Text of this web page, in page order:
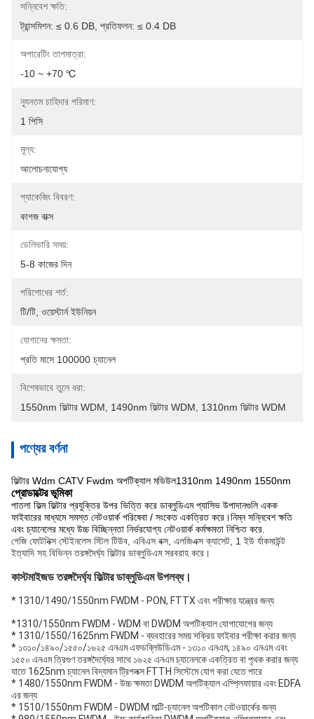
সন্নিবেশ ক্ষতি:
ট্রান্সমিশন: ≤ 0.6 DB, প্রতিফলন: ≤ 0.4 DB
অপারেটিং তাপমাত্রা:
-10 ~ +70 ℃
ন্যূনতম চাহিদার পরিমাণ:
1 পিসি
মূল্য:
আলোচনাযোগ্য
প্যাকেজিং বিবরণ:
কাগজ বাক্স
ডেলিভারি সময়:
5-8 কাজের দিন
পরিশোধের শর্ত:
টি/টি, ওয়েস্টার্ন ইউনিয়ন
যোগানের ক্ষমতা:
প্রতি মাসে 100000 চ্যানেল
বিশেষভাবে তুলে ধরা:
1550nm ফিল্টার WDM
1490nm ফিল্টার WDM 1310nm ফিল্টার WDM
পণ্যের বর্ণনা
ফিল্টার Wdm CATV Fwdm অপটিক্যাল মডিউল1310nm 1490nm 1550nm
প্রোডাক্টের ভূমিকা
পাতলা ফিল্ম ফিল্টার প্রযুক্তির উপর ভিত্তি করে ডাব্লুডিএম প্যাসিভ উপাদানগুলি একক
ফাইবারের মাধ্যমে সমস্ত নেটওয়ার্ক পরিষেবা / সংকেত একত্রিত করে।নিম্ন সন্নিবেশ ক্ষতি
এবং চ্যানেলের মধ্যে উচ্চ বিচ্ছিন্নতা নির্ভরযোগ্য নেটওয়ার্ক কর্মক্ষমতা নিশ্চিত করে.
গেজি ফোটনিক্স স্টেইনলেস স্টিল টিউব, এবিএস বক্স, এলজিএক্স ক্যাসেট, 1 ইউ র্যাকমাউন্ট
ইত্যাদি সহ বিভিন্ন তরঙ্গদৈর্ঘ্য ফিল্টার ডাব্লুডিএম সরবরাহ করে।
কাস্টমাইজড তরঙ্গদৈর্ঘ্য ফিল্টার ডাব্লুডিএম উপলব্ধ।
* 1310/1490/1550nm FWDM - PON, FTTX এবং পরীক্ষার যন্ত্রের জন্য
*1310/1550nm FWDM - WDM বা DWDM অপটিক্যাল যোগাযোগের জন্য
* 1310/1550/1625nm FWDM - ব্যবহারের সময় সক্রিয় ফাইবার পরীক্ষা করার জন্য
* ১৩১০/১৪৯০/১৫৫০/১৬২৫ এনএম এফডব্লিউডিএম - ১৩১০ এনএম, ১৪৯০ এনএম এবং
১৫৫০ এনএম ত্রিগুণ তরঙ্গদৈর্ঘ্যের সাথে ১৬২৫ এনএম চ্যানেলকে একত্রিত বা পৃথক করার জন্য
যাতে 1625nm চ্যানেল বিদ্যমান ট্রিপলক্স FTTH সিস্টেমে যোগ করা যেতে পারে
* 1480/1550nm FWDM - উচ্চ ক্ষমতা DWDM অপটিক্যাল এম্প্লিফায়ার এবং EDFA
এর জন্য
* 1510/1550nm FWDM - DWDM মাল্টি-চ্যানেল অপটিকাল নেটওয়ার্কের জন্য